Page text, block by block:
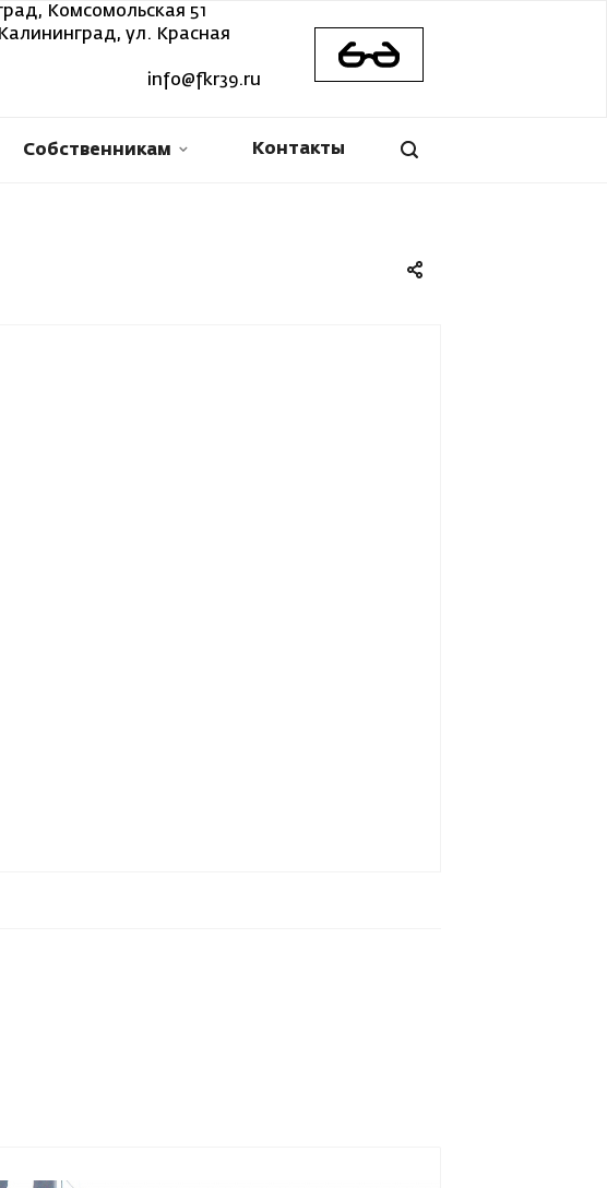
Комсомольская 51
ул. Красная
info@fkr39.ru
Собственникам Контакты